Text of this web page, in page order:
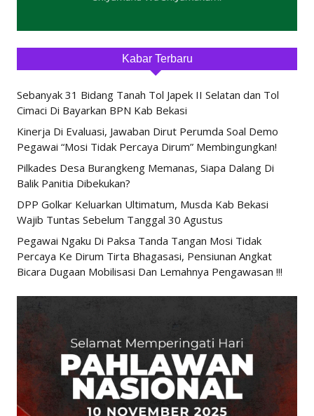
Kabar Terbaru
Sebanyak 31 Bidang Tanah Tol Japek II Selatan dan Tol
Cimaci Di Bayarkan BPN Kab Bekasi
Kinerja Di Evaluasi, Jawaban Dirut Perumda Soal Demo
Pegawai “Mosi Tidak Percaya Dirum” Membingungkan!
Pilkades Desa Burangkeng Memanas, Siapa Dalang Di
Balik Panitia Dibekukan?
DPP Golkar Keluarkan Ultimatum, Musda Kab Bekasi
Wajib Tuntas Sebelum Tanggal 30 Agustus
Pegawai Ngaku Di Paksa Tanda Tangan Mosi Tidak
Percaya Ke Dirum Tirta Bhagasasi, Pensiunan Angkat
Bicara Dugaan Mobilisasi Dan Lemahnya Pengawasan !!!